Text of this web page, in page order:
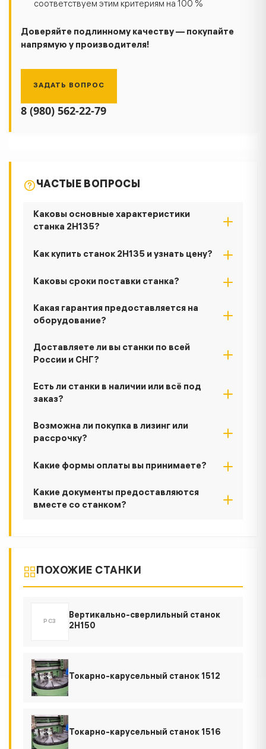
соответствуем этим критериям на 100 %
Доверяйте подлинному качеству — покупайте
напрямую у производителя!
ЗАДАТЬ ВОПРОС
8 (980) 562-22-79
ЧАСТЫЕ ВОПРОСЫ
Каковы основные характеристики
станка 2Н135?
Как купить станок 2Н135 и узнать цену?
Каковы сроки поставки станка?
Какая гарантия предоставляется на
оборудование?
Доставляете ли вы станки по всей
России и СНГ?
Есть ли станки в наличии или всё под
заказ?
Возможна ли покупка в лизинг или
рассрочку?
Какие формы оплаты вы принимаете?
Какие документы предоставляются
вместе со станком?
ПОХОЖИЕ СТАНКИ
РСЗ
Вертикально-сверлильный станок
2Н150
Токарно-карусельный станок 1512
Токарно-карусельный станок 1516